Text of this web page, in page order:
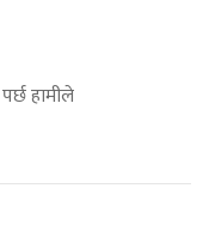
हामीले